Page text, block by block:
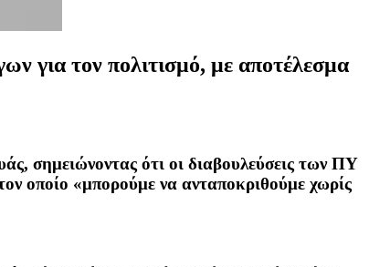
για τον πολιτισμό, με αποτέλεσμα
σημειώνοντας ότι οι διαβουλεύσεις των ΠΥ
οποίο «μπορούμε να ανταποκριθούμε χωρίς